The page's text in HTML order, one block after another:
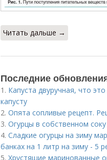
Читать дальше →
Последние
1. Капуста двуручная, что
капусту
2. Опята сопливые рецепт.
3. Огурцы в собственном
4. Сладкие огурцы на зиму
банках на 1 литр на зиму - 5
5. Хрустящие маринованные